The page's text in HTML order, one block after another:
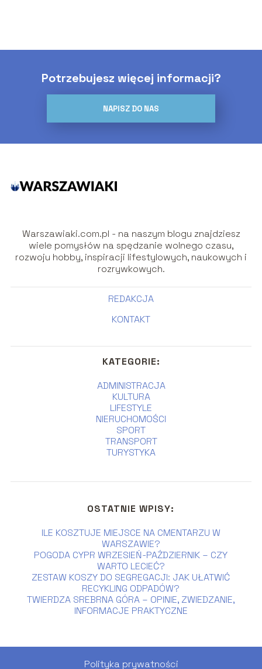
Potrzebujesz więcej informacji?
NAPISZ DO NAS
Warszawiaki.com.pl - na naszym blogu znajdziesz
wiele pomysłów na spędzanie wolnego czasu,
rozwoju hobby, inspiracji lifestylowych, naukowych i
rozrywkowych.
REDAKCJA
KONTAKT
KATEGORIE:
ADMINISTRACJA
KULTURA
LIFESTYLE
NIERUCHOMOŚCI
SPORT
TRANSPORT
TURYSTYKA
OSTATNIE WPISY:
ILE KOSZTUJE MIEJSCE NA CMENTARZU W
WARSZAWIE?
POGODA CYPR WRZESIEŃ-PAŹDZIERNIK – CZY
WARTO LECIEĆ?
ZESTAW KOSZY DO SEGREGACJI: JAK UŁATWIĆ
RECYKLING ODPADÓW?
TWIERDZA SREBRNA GÓRA – OPINIE, ZWIEDZANIE,
INFORMACJE PRAKTYCZNE
Polityka prywatności